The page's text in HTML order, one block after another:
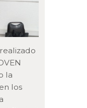
la
los